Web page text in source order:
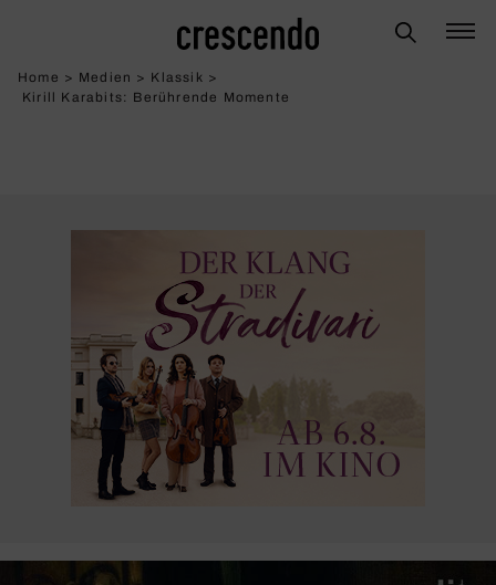
Home > Medien > Klassik >
Kirill Karabits: Berüh­rende Momente